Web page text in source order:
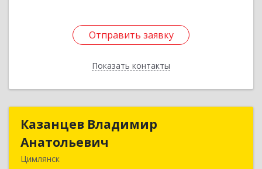
Отправить заявку
Показать контакты
Отправить заявку
Назад
Казанцев Владимир
Анатольевич
Цимлянск
Казанцев Владимир